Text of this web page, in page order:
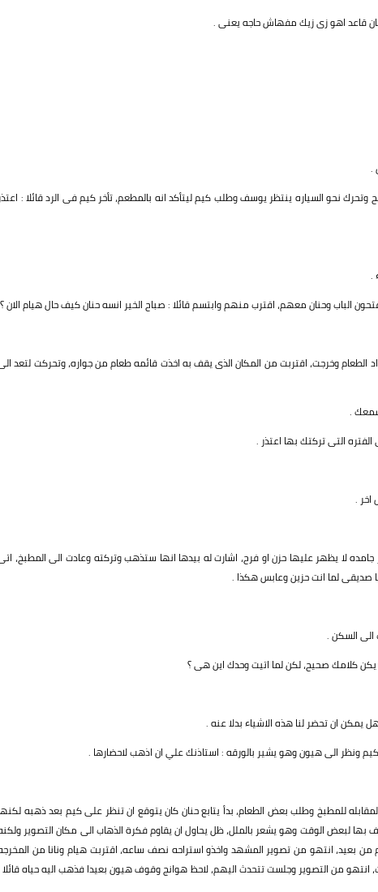
قاعد اهو زى زيك مفهاش حاجه يعنى .
.
نحو السياره ينتظر يوسف وطلب كيم ليتأكد انه بالمطعم، تأخر كيم فى الرد قائلا :
.
الباب وحنان معهم، اقترب منهم وابتسم قائلا : صباح الخير انسه حنان كيف حال هيام الان ؟
وخرجت، اقتربت من المكان الذى يقف به اخذت قائمه طعام من جواره، وتحركت لتعد
.
التى تركتك بها اعتذر .
اخر .
جامده لا يظهر عليها حزن او فرح، اشارت له بيدها انها ستذهب وتركته وعادت الى المطبخ،
صديقى لما انت حزين وعابس هكذا .
الى السكن .
كلامك صحيح، لكن لما اتيت وحدك اين هى ؟
يمكن ان تحضر لنا هذه الاشياء بدلا عنه .
ونظر الى هيون وهو يشير بالورقه : استاذنك علي ان اذهب لاحضارها .
للمطبخ وطلب بعض الطعام، بدأ يتابع حنان كان يتوقع ان تنظر على كيم بعد ذهبه
لبعض الوقت وهو يشعر بالملل، ظل يحاول ان يقاوم فكرة الذهاب الى مكان التصوير
انتهو من تصوير المشهد واخذو استراحه نصف ساعه، اقتربت هيام ونانا من
انتهو من التصوير وجلست تتحدث اليهم، لاحظ هوانج وقوف هيون بعيدا فذهب اليه حياه